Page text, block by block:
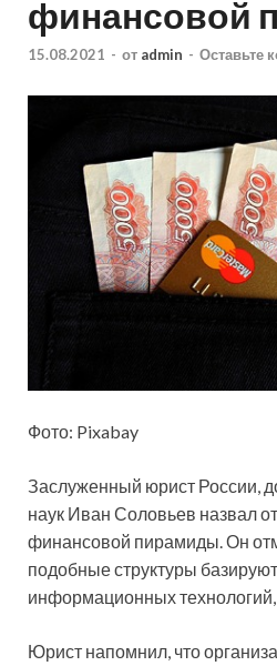
финансовой
15.08.2021 - от admin - Оставьте
Фото: Pixabay
Заслуженный юрист России,
наук Иван Соловьев назвал
финансовой пирамиды. Он
подобные структуры
информационных технологий,
Юрист напомнил, что